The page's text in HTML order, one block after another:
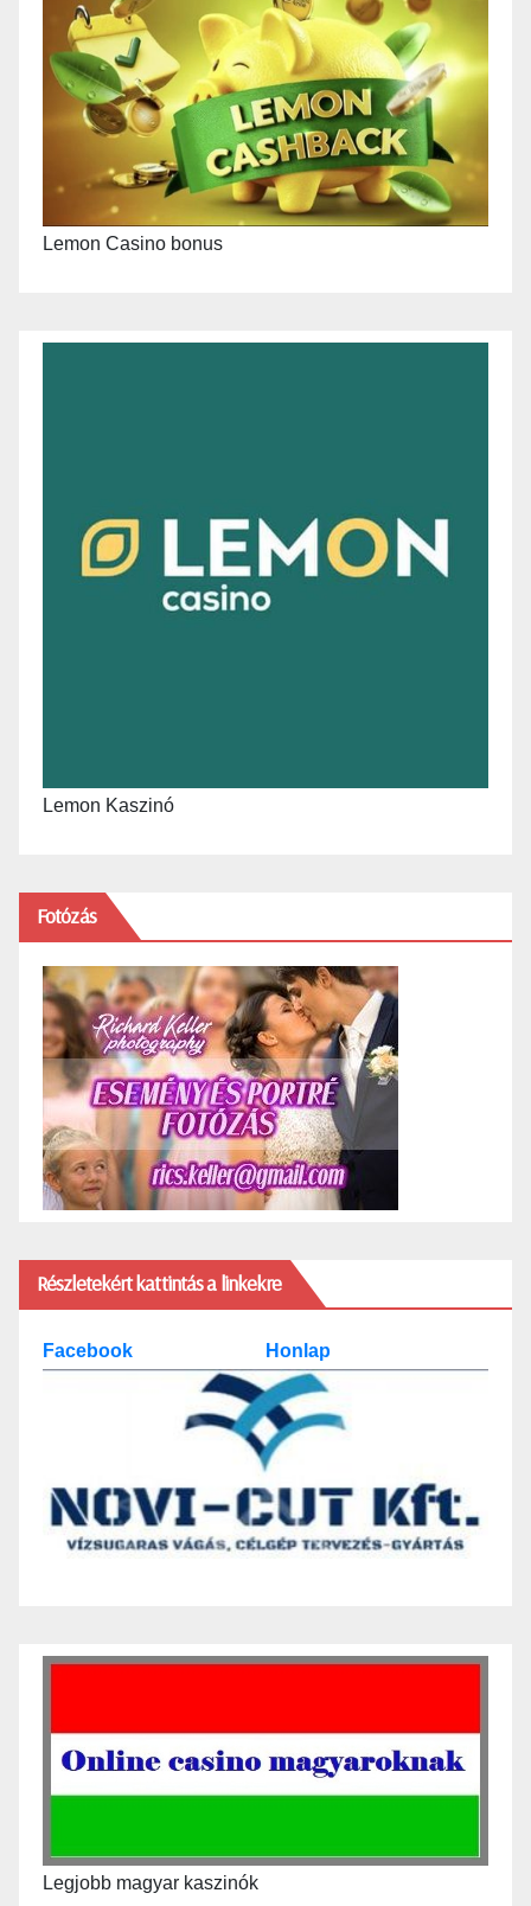
Lemon Casino bonus
Lemon Kaszinó
Fotózás
Részletekért kattintás a linkekre
Facebook Honlap
Legjobb magyar kaszinók